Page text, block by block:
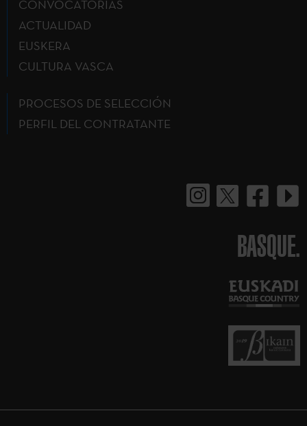
CONVOCATORIAS
ACTUALIDAD
EUSKERA
CULTURA VASCA
PROCESOS DE SELECCIÓN
PERFIL DEL CONTRATANTE
BASQUE.